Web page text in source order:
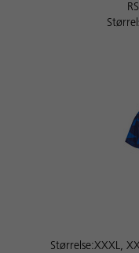
Størrelse:XXXL,